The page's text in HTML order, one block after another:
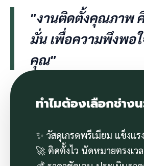
"งานติดตั้งคุณภาพ
มั่น เพื่อความพึงพอ
คุณ"
ทำไมต้องเลือกช่าง
✨ วัสดุเกรดพรีเมียม แข็งแ
🚀 ติดตั้งไว นัดหมายตรงเว